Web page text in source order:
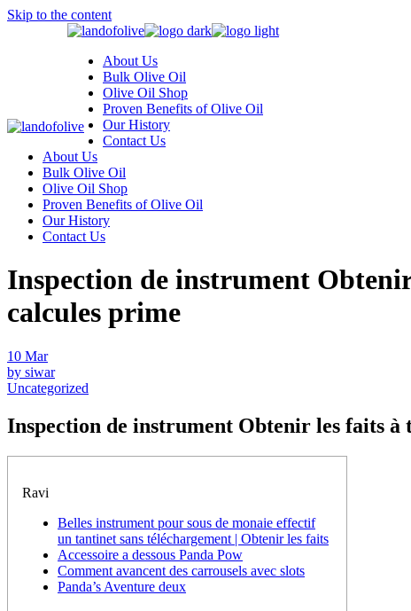
Skip to the content
About Us
Bulk Olive Oil
Olive Oil Shop
Proven Benefits of Olive Oil
Our History
Contact Us
About Us
Bulk Olive Oil
Olive Oil Shop
Proven Benefits of Olive Oil
Our History
Contact Us
Inspection de instrument
calcules prime
10 Mar
by siwar
Uncategorized
Inspection de instrument Obtenir les faits à
Ravi
Belles instrument pour sous de monaie effectif
un tantinet sans téléchargement | Obtenir les faits
Accessoire a dessous Panda Pow
Comment avancent des carrousels avec slots
Panda’s Aventure deux